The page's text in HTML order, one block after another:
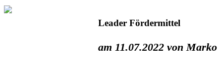
Leader Fördermittel
am 11.07.2022 von Marko